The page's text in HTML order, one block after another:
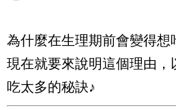
為什麼在生理期前會變得
現在就要來說明這個理由，
吃太多的秘訣♪